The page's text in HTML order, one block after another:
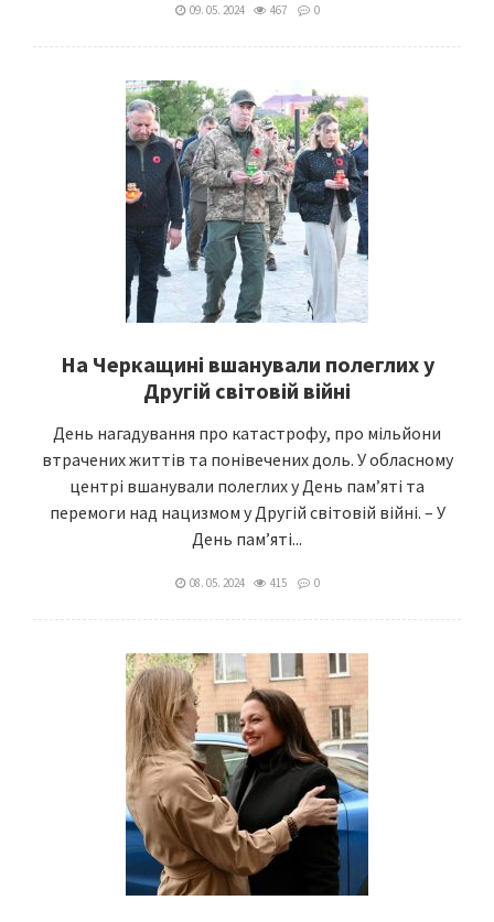
09. 05. 2024 467 0
На Черкащині вшанували полеглих у
Другій світовій війні
День нагадування про катастрофу, про мільйони
втрачених життів та понівечених доль. У обласному
центрі вшанували полеглих у День пам’яті та
перемоги над нацизмом у Другій світовій війні. – У
День пам’яті...
08. 05. 2024 415 0